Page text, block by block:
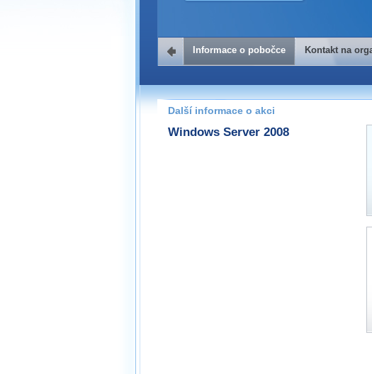
Kontakt na
Pokud máte jakýkoliv dotaz na
prosím neváhejte nás kontaktovat na e-
praha@wug.cz
Informace o pobočce Kontakt na
Další informace o akci
Windows Server 2008